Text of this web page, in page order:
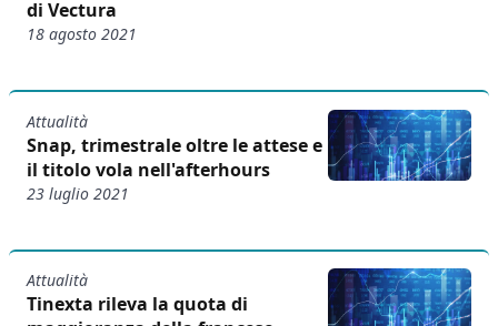
di Vectura
18 agosto 2021
Attualità
Snap, trimestrale oltre le attese e
il titolo vola nell'afterhours
23 luglio 2021
Attualità
Tinexta rileva la quota di